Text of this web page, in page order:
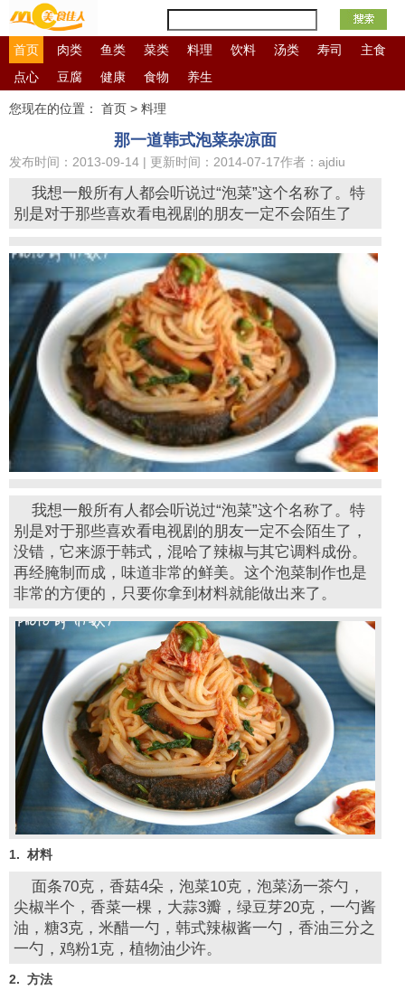
首页 肉类 鱼类 菜类 料理 饮料 汤类 寿司
主食
点心
豆腐 健康
食物
营养
信息
库
养生
您现在的位置： 首页 > 料理
那一道韩式泡菜杂凉面
发布时间：2013-09-14 | 更新时间：2014-07-17作者：ajdiu
我想一般所有人都会听说过“泡菜”这个名称了。特
别是对于那些喜欢看电视剧的朋友一定不会陌生了
我想一般所有人都会听说过“泡菜”这个名称了。特
别是对于那些喜欢看电视剧的朋友一定不会陌生了，
没错，它来源于韩式，混哈了辣椒与其它调料成份。
再经腌制而成，味道非常的鲜美。这个泡菜制作也是
非常的方便的，只要你拿到材料就能做出来了。
1. 材料
面条70克，香菇4朵，泡菜10克，泡菜汤一茶勺，
尖椒半个，香菜一棵，大蒜3瓣，绿豆芽20克，一勺酱
油，糖3克，米醋一勺，韩式辣椒酱一勺，香油三分之
一勺，鸡粉1克，植物油少许。
2. 方法